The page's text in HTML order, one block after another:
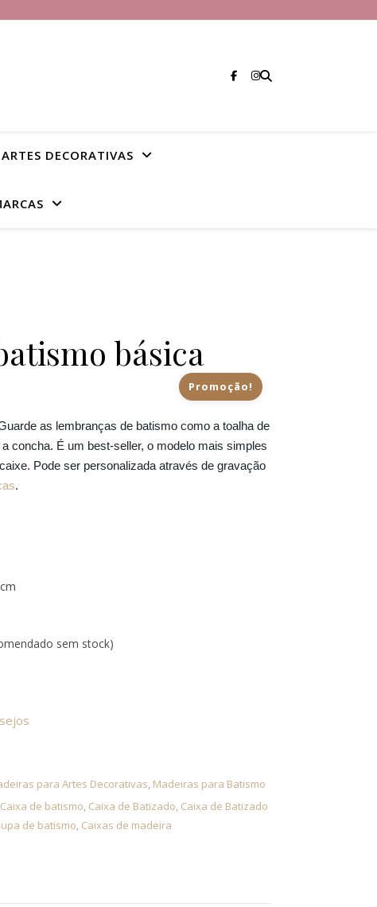
ARTES DECORATIVAS
Promoção!
básica
€12.55.
€9.10.
as lembranças de batismo como a toalha de
concha. É um best-seller, o modelo mais simples
Pode ser personalizada através de gravação
.
sem stock)
básica
para Artes Decorativas, Madeiras para Batismo
Caixa de batismo, Caixa de Batizado, Caixa de Batizado
de batismo, Caixas de madeira